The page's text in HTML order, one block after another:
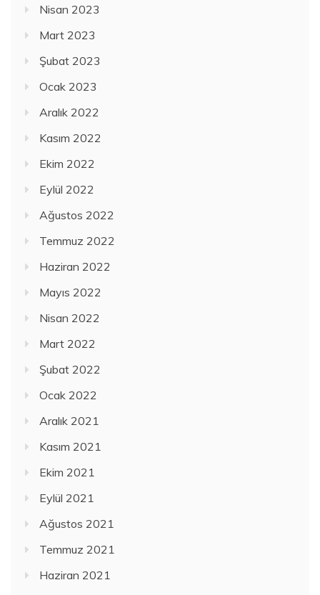
Nisan 2023
Mart 2023
Şubat 2023
Ocak 2023
Aralık 2022
Kasım 2022
Ekim 2022
Eylül 2022
Ağustos 2022
Temmuz 2022
Haziran 2022
Mayıs 2022
Nisan 2022
Mart 2022
Şubat 2022
Ocak 2022
Aralık 2021
Kasım 2021
Ekim 2021
Eylül 2021
Ağustos 2021
Temmuz 2021
Haziran 2021